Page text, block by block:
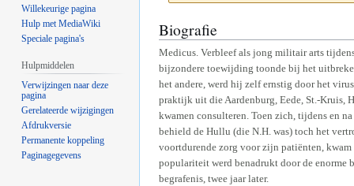
Naar
navigatie
springen
Naar
zoeken
springen
Biografie
Medicus. Verbleef als jong militair arts
bijzondere toewijding toonde bij het
het andere, werd hij zelf ernstig door het
praktijk uit die Aardenburg, Eede, St.-Kruis,
kwamen consulteren. Toen zich, tijdens en
behield de Hullu (die N.H. was) toch het
voortdurende zorg voor zijn patiënten,
populariteit werd benadrukt door de
begrafenis, twee jaar later.
Willekeurige pagina
Hulp met MediaWiki
Speciale pagina's
Hulpmiddelen
Verwijzingen naar deze
pagina
Gerelateerde wijzigingen
Afdrukversie
Permanente koppeling
Paginagegevens